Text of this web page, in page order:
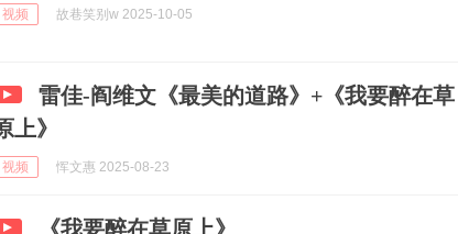
视频 故巷笑别w 2025-10-05
雷佳-阎维文《最美的道路》+《我要醉在草
上》
视频 恽文惠 2025-08-23
《我要醉在草原上》